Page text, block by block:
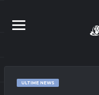
ULTIME NEWS